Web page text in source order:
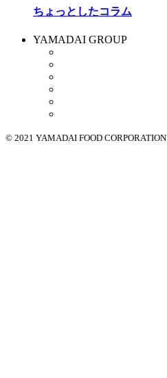
ちょっとしたコラム
YAMADAI GROUP
© 2021 YAMADAI FOOD CORPORATION